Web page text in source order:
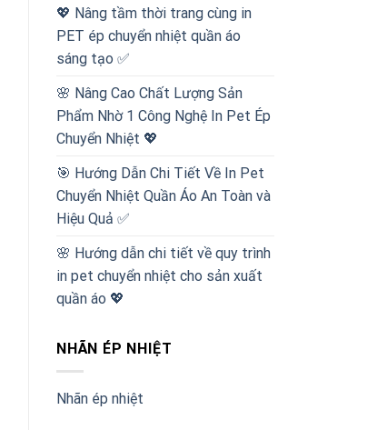
💖 Nâng tầm thời trang cùng in
PET ép chuyển nhiệt quần áo
sáng tạo ✅
🌸 Nâng Cao Chất Lượng Sản
Phẩm Nhờ 1 Công Nghệ In Pet Ép
Chuyển Nhiệt 💖
🎯 Hướng Dẫn Chi Tiết Về In Pet
Chuyển Nhiệt Quần Áo An Toàn và
Hiệu Quả ✅
🌸 Hướng dẫn chi tiết về quy trình
in pet chuyển nhiệt cho sản xuất
quần áo 💖
NHÃN ÉP NHIỆT
Nhãn ép nhiệt